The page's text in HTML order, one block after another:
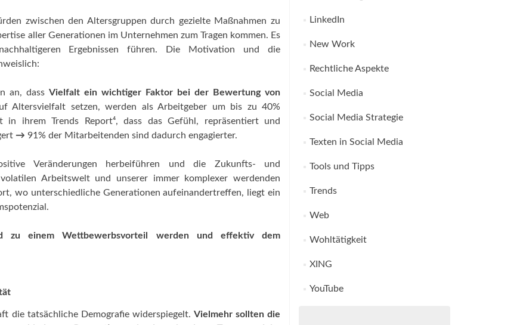
zwischen den Altersgruppen durch gezielte Maßnahmen zu
aller Generationen im Unternehmen zum Tragen kommen. Es
Ergebnissen führen. Die Motivation und die
an, dass Vielfalt ein wichtiger Faktor bei der Bewertung von
Altersvielfalt setzen, werden als Arbeitgeber um bis zu 40%
in ihrem Trends Report⁴, dass das Gefühl, repräsentiert und
→ 91% der Mitarbeitenden sind dadurch engagierter.
Veränderungen herbeiführen und die Zukunfts- und
Arbeitswelt und unserer immer komplexer werdenden
wo unterschiedliche Generationen aufeinandertreffen, liegt ein
zu einem Wettbewerbsvorteil werden und effektiv dem
die tatsächliche Demografie widerspiegelt. Vielmehr sollten die
LinkedIn
New Work
Rechtliche Aspekte
Social Media
Social Media Strategie
Texten in Social Media
Tools und Tipps
Trends
Web
Wohltätigkeit
XING
YouTube